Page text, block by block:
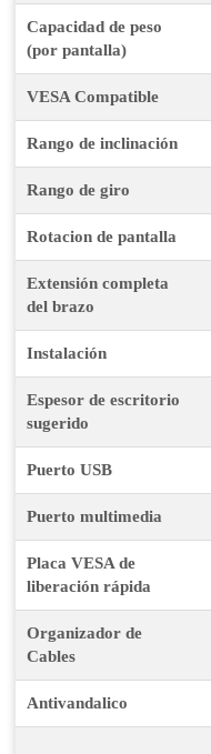
Capacidad de peso
(por pantalla)
VESA Compatible
Rango de inclinación
Rango de giro
Rotacion de pantalla
Extensión completa
del brazo
Instalación
Espesor de escritorio
sugerido
Puerto USB
Puerto multimedia
Placa VESA de
liberación rápida
Organizador de
Cables
Antivandalico